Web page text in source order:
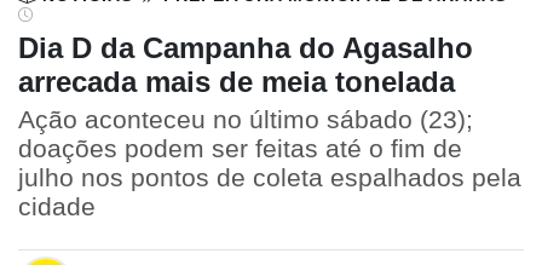
Dia D da Campanha do Agasalho
arrecada mais de meia tonelada
Ação aconteceu no último sábado (23);
doações podem ser feitas até o fim de
julho nos pontos de coleta espalhados pela
cidade